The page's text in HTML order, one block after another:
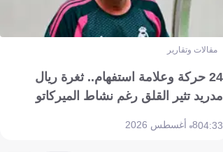
مقالات وتقارير
24 حركة وعلامة استفهام.. ثغرة ريال
مدريد تثير القلق رغم نشاط الميركاتو
04:338 أغسطس 2026